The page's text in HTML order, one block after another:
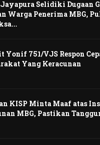
Selidiki Dugaan
Warga Penerima MBG,
Yonif 751/VJS Respon
Yang Keracunan
KISP Minta Maaf atas
MBG, Pastikan